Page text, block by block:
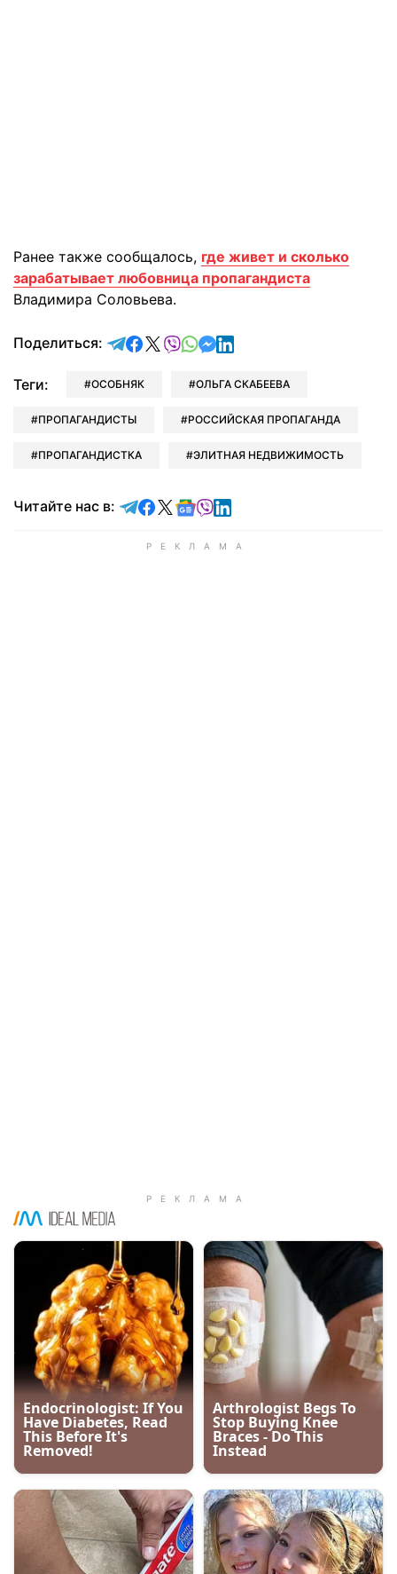
Ранее также сообщалось, где живет и сколько
зарабатывает любовница пропагандиста
Владимира Соловьева.
Поделиться: отправить в Telegram
поделиться в Facebook
поделиться в X
отправить в Viber
отправить в Whatsapp
отправить в Messenger
отправить в LinkedIn
Теги: ОСОБНЯК ОЛЬГА СКАБЕЕВА
ПРОПАГАНДИСТЫ РОССИЙСКАЯ ПРОПАГАНДА
ПРОПАГАНДИСТКА ЭЛИТНАЯ НЕДВИЖИМОСТЬ
Читайте нас в: Читайте в Telegram
Читайте в Facebook
Читайте в X
Читайте в Google news
Читайте в Viber
Читайте в LinkedIn